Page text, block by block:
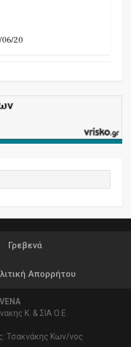
06/20
Γρεβενά
Απορρήτου
Κ. & ΣΙΑ Ο.Ε
Τσακνάκης Κων/νος